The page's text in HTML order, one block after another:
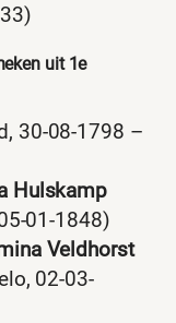
uit 1e
30-08-1798 –
Hulskamp
01-1848)
Veldhorst
02-03-